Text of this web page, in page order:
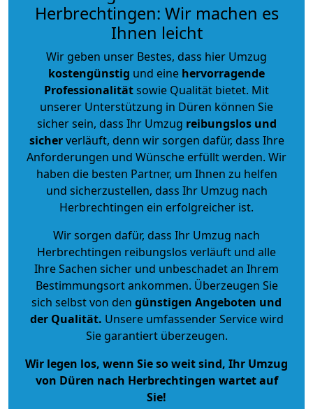
Herbrechtingen: Wir machen es
Ihnen leicht
Wir geben unser Bestes, dass hier Umzug
kostengünstig und eine hervorragende
Professionalitätsowie Qualität bietet. Mit
unserer Unterstützung in Düren können Sie
sicher sein, dass Ihr Umzug reibungslos und
sicherverläuft, denn wir sorgen dafür, dass Ihre
Anforderungen und Wünsche erfüllt werden. Wir
haben die besten Partner, um Ihnen zu helfen
und sicherzustellen, dass Ihr Umzug nach
Herbrechtingen ein erfolgreicher ist.
Wir sorgen dafür, dass Ihr Umzug nach
Herbrechtingen reibungslos verläuft und alle
Ihre Sachen sicher und unbeschadet an Ihrem
Bestimmungsort ankommen. Überzeugen Sie
sich selbst von den günstigen Angeboten und
der Qualität. Unsere umfassender Service wird
Sie garantiert überzeugen.
Wir legen los, wenn Sie so weit sind, Ihr Umzug
von Düren nach Herbrechtingen wartet auf
Sie!